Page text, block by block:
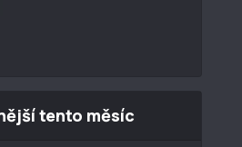
tento měsíc